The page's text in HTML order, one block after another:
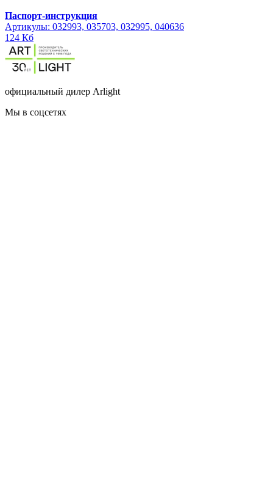
Паспорт-инструкция
Артикулы: 032993, 035703, 032995, 040636
124 Кб
официальный дилер Arlight
Мы в соцсетях